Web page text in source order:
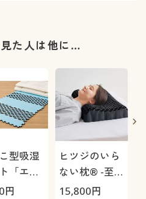
た人は他に…
型吸湿
「エア
ブ®」
円
ヒツジのいら
ない枕® -至
極-
15,800円